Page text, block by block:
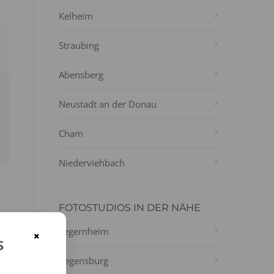
Kelheim
Straubing
Abensberg
Neustadt an der Donau
Cham
Niederviehbach
FOTOSTUDIOS IN DER NÄHE
Tegernheim
Regensburg
×